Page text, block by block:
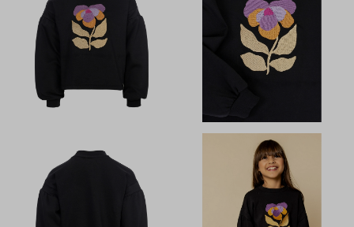
Keez&Co